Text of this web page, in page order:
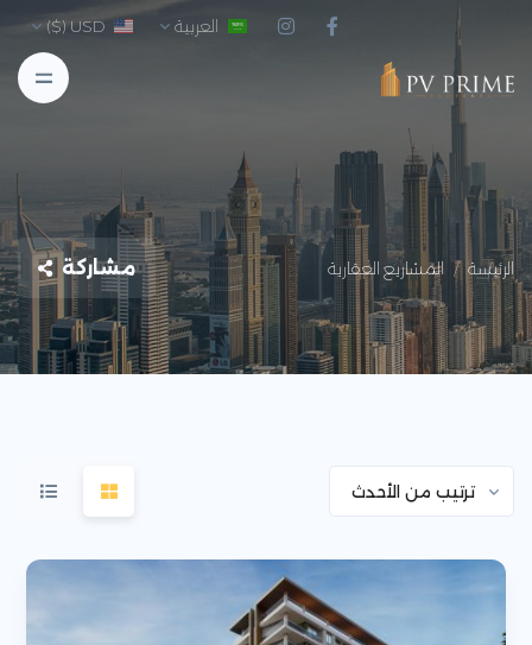
العربية USD ($)
الرئيسة المشاريع العقارية مشاركة
ترتيب من الأحدث